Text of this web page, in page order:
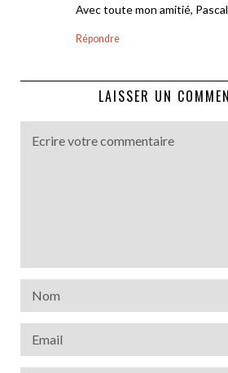
Avec toute mon amitié, Pascal
Répondre
LAISSER UN